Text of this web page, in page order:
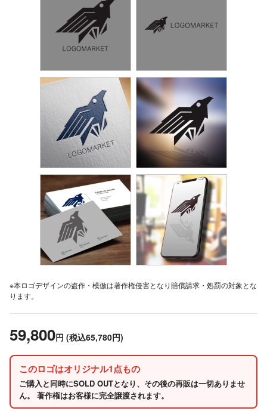
※本ロゴデザインの盗作・模倣は著作権侵害となり賠償請求・処罰の対象とな
ります。
59,800円 (税込65,780円)
このロゴはオリジナル1点もの
ご購入と同時にSOLD OUTとなり、その後の再販は一切ありませ
ん。 著作権はお客様に完全譲渡されます。